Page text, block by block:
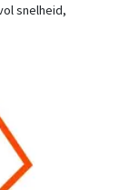
snelheid,